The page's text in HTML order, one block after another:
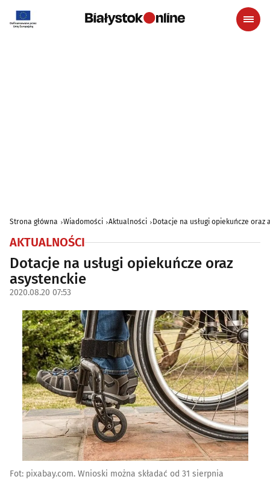
Strona główna Wiadomości Aktualności Dotacje na usługi opiekuńcze oraz
AKTUALNOŚCI
Dotacje na usługi opiekuńcze oraz
asystenckie
2020.08.20 07:53
Fot: pixabay.com. Wnioski można składać od 31 sierpnia